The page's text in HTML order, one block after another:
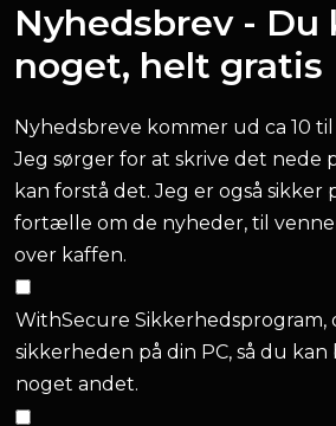
Nyhedsbrev -
noget, helt gratis
Nyhedsbreve kommer ud ca 10 til
Jeg sørger for at skrive det nede
kan forstå det. Jeg er også sikker
fortælle om de nyheder, til
over kaffen.
WithSecure Sikkerhedsprogram,
sikkerheden på din PC, så du
noget andet.